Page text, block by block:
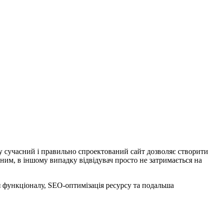
сучасний і правильно спроектований сайт дозволяє створити
в іншому випадку відвідувач просто не затримається на
SEO-оптимізація ресурсу та подальша